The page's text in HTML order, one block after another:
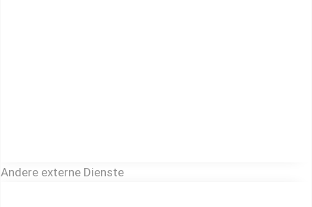
Andere externe Dienste